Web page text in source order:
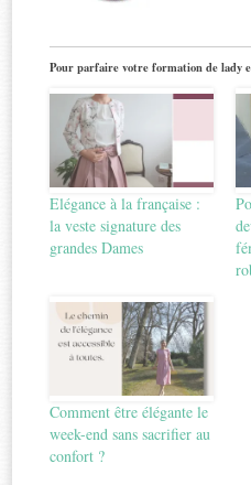
Pour parfaire votre formation de lady
Elégance à la française :
la veste signature des
grandes Dames
Comment être élégante le
week-end sans sacrifier au
confort ?